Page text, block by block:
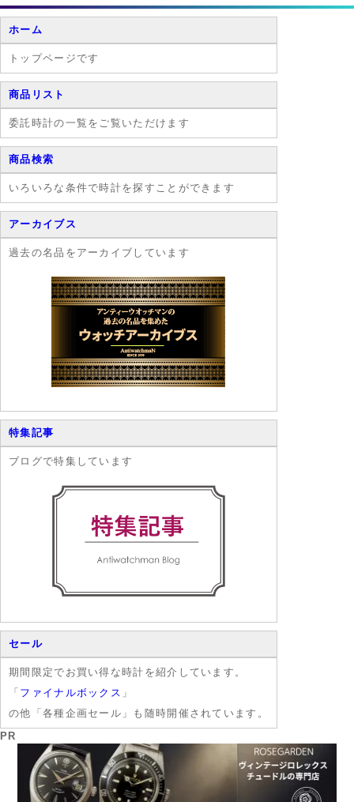
女性を「なでし
て 「やまとな
します。
ホーム
トップページです
商品リスト
委託時計の一覧をご覧いただけます
商品検索
いろいろな条件で時計を探すことができます
アーカイブス
過去の名品をアーカイブしています
特集記事
ブログで特集しています
セール
期間限定でお買い得な時計を紹介しています。
「 ファイナルボックス 」
の他「各種企画セール」も随時開催されています。
PR